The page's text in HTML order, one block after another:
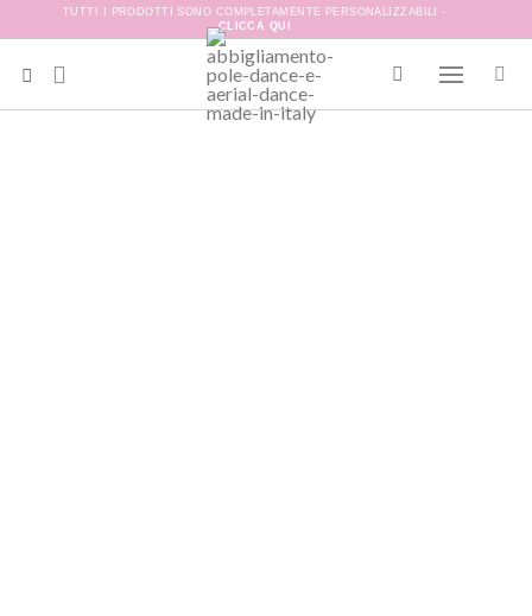
TUTTI I PRODOTTI SONO COMPLETAMENTE PERSONALIZZABILI -
CLICCA QUI